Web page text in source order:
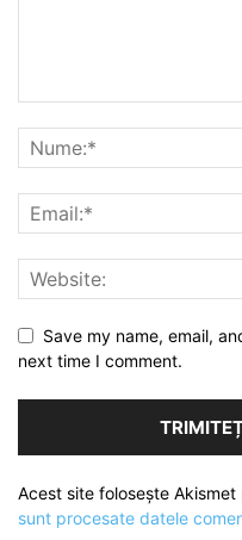
Save my name, email,
next time I comment.
Acest site folosește
sunt procesate datele